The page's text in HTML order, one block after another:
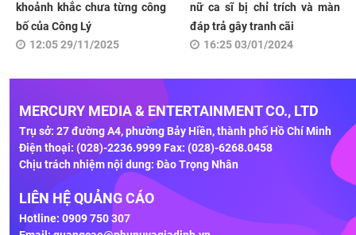
khoảnh khắc chưa từng công
bố của Công Lý
12:05 29/11/2025
nữ ca sĩ bị chỉ trích và màn
đáp trả gây tranh cãi
16:25 03/01/2024
MERCURY MEDIA & ENTERTAINMENT CO., LTD
Trụ sở: 27 đường A4, phường Bảy Hiền, thành phố Hồ Chí Minh
Điện thoại: (028)-2236.9999 Fax: (028)-6268.0458
Chịu trách nhiệm nội dung: Đào Trọng Nhân
LIÊN HỆ QUẢNG CÁO
Hotline: 0909 750 307